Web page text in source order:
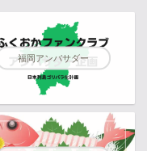
福岡アンバサダー